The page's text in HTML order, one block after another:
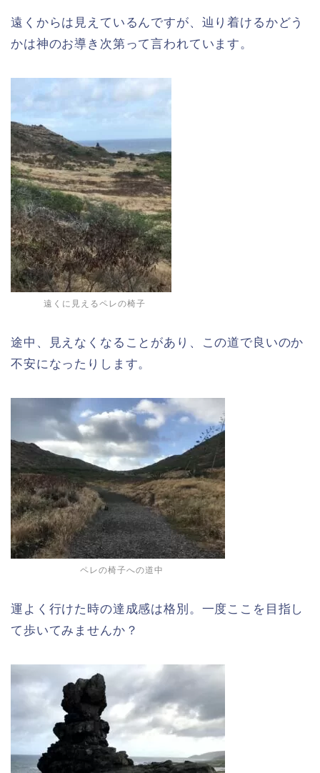
遠くからは見えているんですが、辿り着けるかどう
かは神のお導き次第って言われています。
遠くに見えるペレの椅子
途中、見えなくなることがあり、この道で良いのか
不安になったりします。
ペレの椅子への道中
運よく行けた時の達成感は格別。一度ここを目指し
て歩いてみませんか？